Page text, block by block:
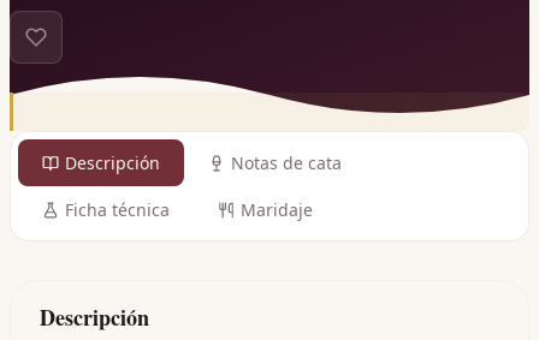
Descripción Notas de cata
Ficha técnica Maridaje
Descripción